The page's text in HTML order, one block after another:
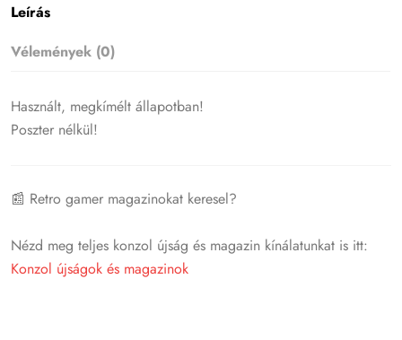
Leírás
Vélemények (0)
Használt, megkímélt állapotban!
Poszter nélkül!
📰 Retro gamer magazinokat keresel?
Nézd meg teljes konzol újság és magazin kínálatunkat is itt:
Konzol újságok és magazinok